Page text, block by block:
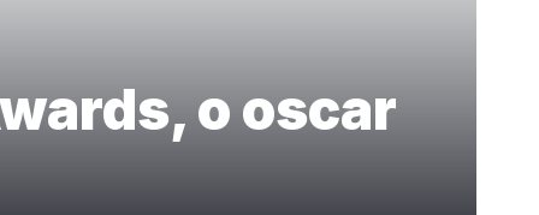
o oscar